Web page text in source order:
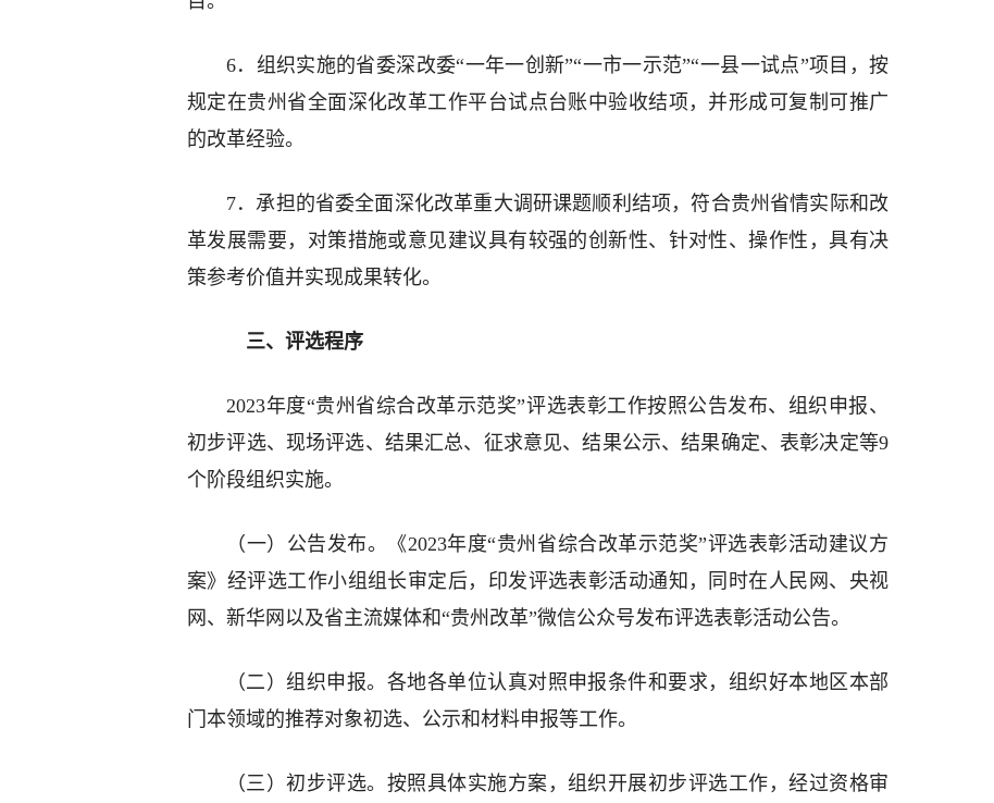
6．组织实施的省委深改委“一年一创新”“一市一示范”“一县一试点”项目，按
规定在贵州省全面深化改革工作平台试点台账中验收结项，并形成可复制可推广
的改革经验。
7．承担的省委全面深化改革重大调研课题顺利结项，符合贵州省情实际和改
革发展需要，对策措施或意见建议具有较强的创新性、针对性、操作性，具有决
策参考价值并实现成果转化。
三、评选程序
2023年度“贵州省综合改革示范奖”评选表彰工作按照公告发布、组织申报、
初步评选、现场评选、结果汇总、征求意见、结果公示、结果确定、表彰决定等9
个阶段组织实施。
（一）公告发布。《2023年度“贵州省综合改革示范奖”评选表彰活动建议方
案》经评选工作小组组长审定后，印发评选表彰活动通知，同时在人民网、央视
网、新华网以及省主流媒体和“贵州改革”微信公众号发布评选表彰活动公告。
（二）组织申报。各地各单位认真对照申报条件和要求，组织好本地区本部
门本领域的推荐对象初选、公示和材料申报等工作。
（三）初步评选。按照具体实施方案，组织开展初步评选工作，经过资格审